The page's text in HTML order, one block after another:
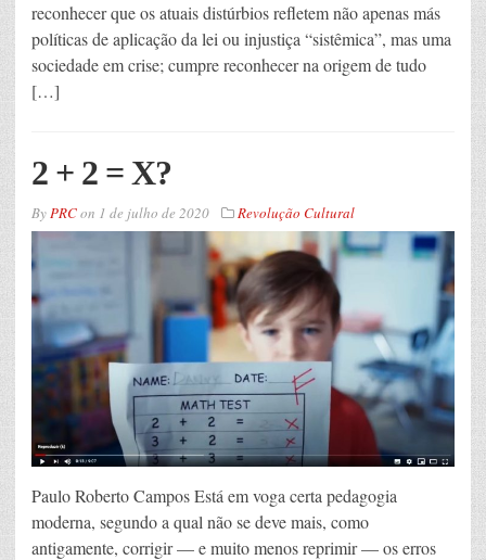
reconhecer que os atuais distúrbios refletem não apenas más
políticas de aplicação da lei ou injustiça “sistêmica”, mas uma
sociedade em crise; cumpre reconhecer na origem de tudo
[…]
2 + 2 = X?
ByPRCon 1 de julho de 2020 Revolução Cultural
Paulo Roberto Campos Está em voga certa pedagogia
moderna, segundo a qual não se deve mais, como
antigamente, corrigir — e muito menos reprimir — os erros